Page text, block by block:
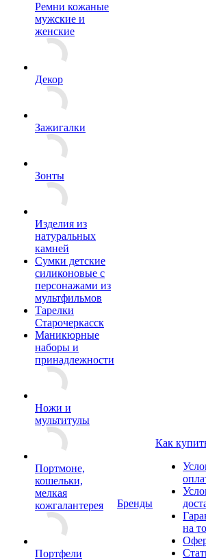
Ремни кожаные
мужские и
женские
Декор
Зажигалки
Зонты
Изделия из
натуральных
камней
Сумки детские
силиконовые с
персонажами из
мультфильмов
Тарелки
Старочеркасск
Маникюрные
наборы и
принадлежности
Ножи и
мультитулы
Портмоне,
кошельки,
мелкая
кожгалантерея
Портфели
Бренды
Как
на